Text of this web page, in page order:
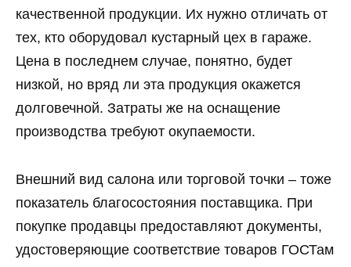
качественной продукции. Их нужно отличать от
тех, кто оборудовал кустарный цех в гараже.
Цена в последнем случае, понятно, будет
низкой, но вряд ли эта продукция окажется
долговечной. Затраты же на оснащение
производства требуют окупаемости.
Внешний вид салона или торговой точки – тоже
показатель благосостояния поставщика. При
покупке продавцы предоставляют документы,
удостоверяющие соответствие товаров ГОСТам